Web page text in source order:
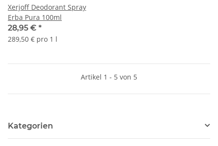
Xerjoff Deodorant Spray
Erba Pura 100ml
28,95 € *
289,50 € pro 1 l
Artikel 1 - 5 von 5
Kategorien